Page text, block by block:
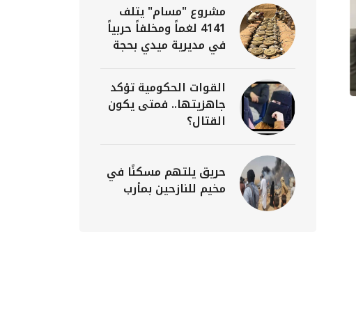
مشروع "مسام" يتلف
4141 لغماً ومخلفاً حربياً
في مديرية ميدي بحجة
القوات الحكومية تؤكد
جاهزيتها.. فمتى يكون
القتال؟
حريق يلتهم مسكنًا في
مخيم للنازحين بمأرب